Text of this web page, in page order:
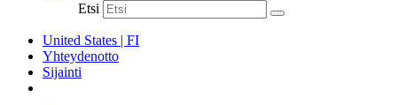
Etsi
United States | FI
Yhteydenotto
Sijainti